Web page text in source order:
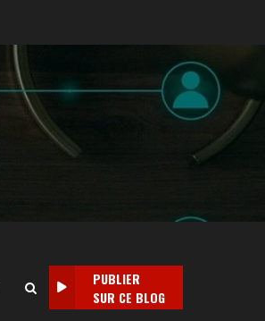
PUBLIER
SUR CE BLOG